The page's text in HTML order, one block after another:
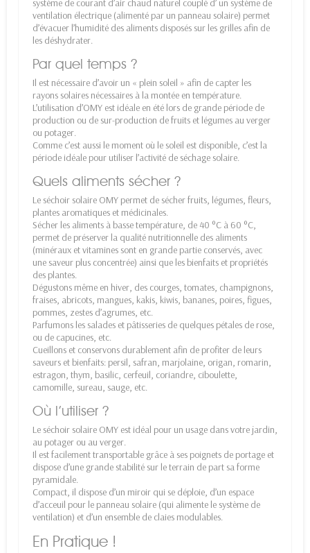
système de courant d’air chaud naturel couplé d’ un système de
ventilation électrique (alimenté par un panneau solaire) permet
d’évacuer l’humidité des aliments disposés sur les grilles afin de
les déshydrater.
Par quel temps ?
Il est nécessaire d’avoir un « plein soleil » afin de capter les
rayons solaires nécessaires à la montée en température.
L’utilisation d’OMY est idéale en été lors de grande période de
production ou de sur-production de fruits et légumes au verger
ou potager.
Comme c’est aussi le moment où le soleil est disponible, c’est la
période idéale pour utiliser l’activité de séchage solaire.
Quels aliments sécher ?
Le séchoir solaire OMY permet de sécher fruits, légumes, fleurs,
plantes aromatiques et médicinales.
Sécher les aliments à basse température, de 40 °C à 60 °C,
permet de préserver la qualité nutritionnelle des aliments
(minéraux et vitamines sont en grande partie conservés, avec
une saveur plus concentrée) ainsi que les bienfaits et propriétés
des plantes.
Dégustons même en hiver, des courges, tomates, champignons,
fraises, abricots, mangues, kakis, kiwis, bananes, poires, figues,
pommes, zestes d’agrumes, etc.
Parfumons les salades et pâtisseries de quelques pétales de rose,
ou de capucines, etc.
Cueillons et conservons durablement afin de profiter de leurs
saveurs et bienfaits: persil, safran, marjolaine, origan, romarin,
estragon, thym, basilic, cerfeuil, coriandre, ciboulette,
camomille, sureau, sauge, etc.
Où l’utiliser ?
Le séchoir solaire OMY est idéal pour un usage dans votre jardin,
au potager ou au verger.
Il est facilement transportable grâce à ses poignets de portage et
dispose d’une grande stabilité sur le terrain de part sa forme
pyramidale.
Compact, il dispose d’un miroir qui se déploie, d’un espace
d’acceuil pour le panneau solaire (qui alimente le système de
ventilation) et d’un ensemble de claies modulables.
En Pratique !